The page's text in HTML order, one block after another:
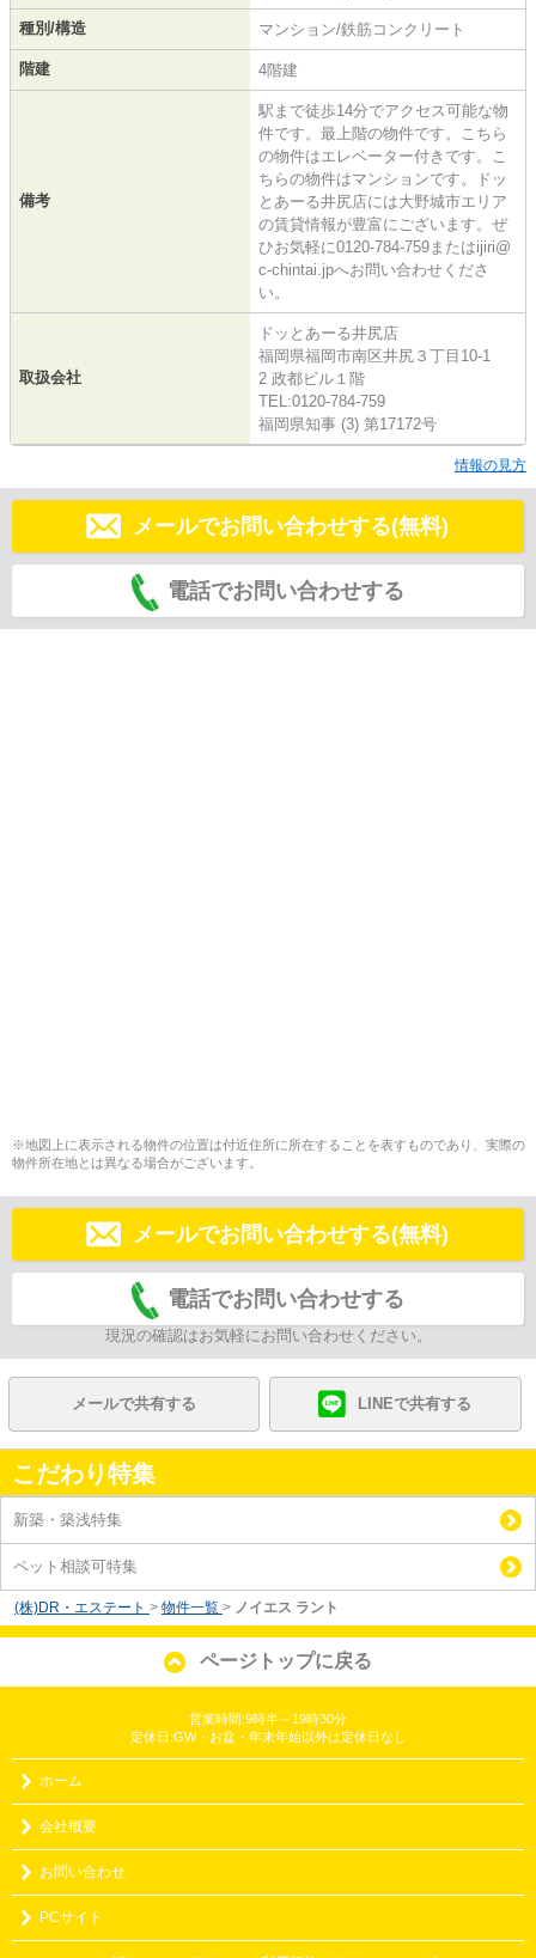
種別/構造 マンション/鉄筋コンクリート
階建 4階建
備考
駅まで徒歩14分でアクセス可能な物
件です。最上階の物件です。こちら
の物件はエレベーター付きです。こ
ちらの物件はマンションです。ドッ
とあーる井尻店には大野城市エリア
の賃貸情報が豊富にございます。ぜ
ひお気軽に0120-784-759またはijiri@
c-chintai.jpへお問い合わせくださ
い。
取扱会社
ドッとあーる井尻店
福岡県福岡市南区井尻３丁目10-1
2 政都ビル１階
TEL:0120-784-759
福岡県知事 (3) 第17172号
情報の見方
メールでお問い合わせする(無料)
電話でお問い合わせする
※地図上に表示される物件の位置は付近住所に所在することを表すものであり、実際の
物件所在地とは異なる場合がございます。
メールでお問い合わせする(無料)
電話でお問い合わせする
現況の確認はお気軽にお問い合わせください。
メールで共有する LINEで共有する
こだわり特集
新築・築浅特集
ペット相談可特集
(株)DR・エステート > 物件一覧 > ノイエス ラント
ページトップに戻る
営業時間:9時半～19時30分
定休日:GW・お盆・年末年始以外は定休日なし
ホーム
会社概要
お問い合わせ
PCサイト